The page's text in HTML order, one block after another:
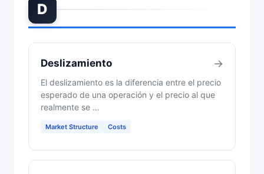
D
Deslizamiento
El deslizamiento es la diferencia entre el precio
esperado de una operación y el precio al que
realmente se …
Market Structure Costs
→